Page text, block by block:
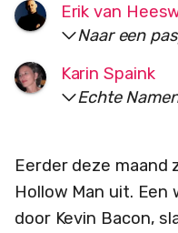
Erik van
Naar een
Karin Spaink
Echte
Eerder deze maand
Hollow Man uit.
door Kevin Bacon,